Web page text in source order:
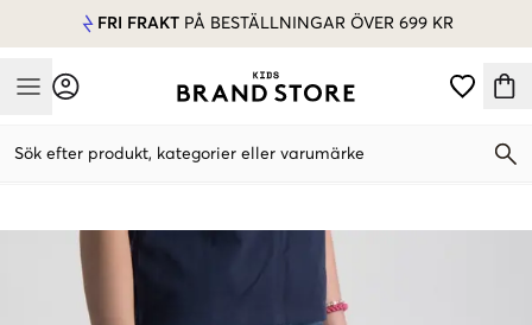
FRI FRAKT PÅ BESTÄLLNINGAR ÖVER 699 KR
Mobile Menu
Sök efter produkt, kategorier eller varumärke